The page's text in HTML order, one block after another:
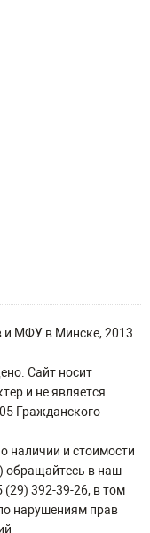
и МФУ в Минске, 2013
Сайт носит
и не является
Гражданского
наличии и стоимости
обращайтесь в наш
(29) 392-39-26, в том
нарушениям прав